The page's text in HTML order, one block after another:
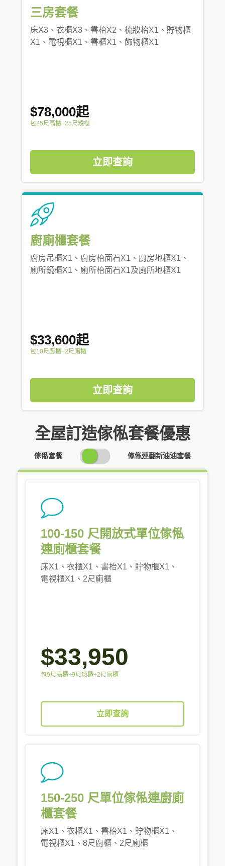
三房套餐
床X3、衣櫃X3、書枱X2、梳妝枱X1、貯物櫃
X1、電視櫃X1、書櫃X1、飾物櫃X1
$78,000起
包25尺高櫃+25尺矮櫃
立即查詢
廚廁櫃套餐
廚房吊櫃X1、廚房枱面石X1、廚房地櫃X1、
廁所鏡櫃X1、廁所枱面石X1及廁所地櫃X1
$33,600起
包10尺廚櫃+2尺廁櫃
立即查詢
全屋訂造傢俬套餐優惠
傢俬套餐
SWITCH
PRICING
傢俬連翻新油油套餐
100-150 尺開放式單位傢俬
連廁櫃套餐
床X1、衣櫃X1、書枱X1、貯物櫃X1、
電視櫃X1、2尺廁櫃
$33,950
包9尺高櫃+9尺矮櫃+2尺廁櫃
立即查詢
150-250 尺單位傢俬連廚廁
櫃套餐
床X1、衣櫃X1、書枱X1、貯物櫃X1、
電視櫃X1、8尺廚櫃、2尺廁櫃